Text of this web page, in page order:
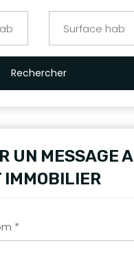
Rechercher
UN MESSAGE A
IMMOBILIER
*